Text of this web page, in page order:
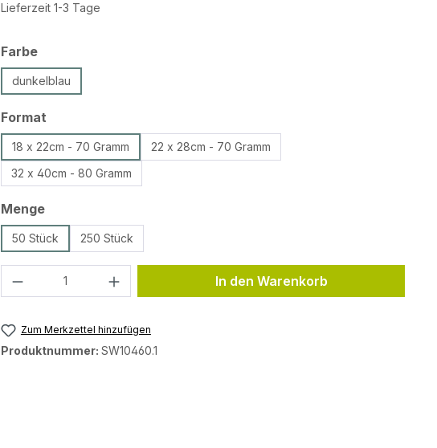
Lieferzeit 1-3 Tage
Farbeauswählen
dunkelblau
Formatauswählen
18 x 22cm - 70 Gramm
22 x 28cm - 70 Gramm
32 x 40cm - 80 Gramm
Mengeauswählen
50 Stück 250 Stück
Produkt Anzahl: Gib den gewünschten Wert
In den Warenkorb
Zum Merkzettel hinzufügen
Produktnummer: SW10460.1